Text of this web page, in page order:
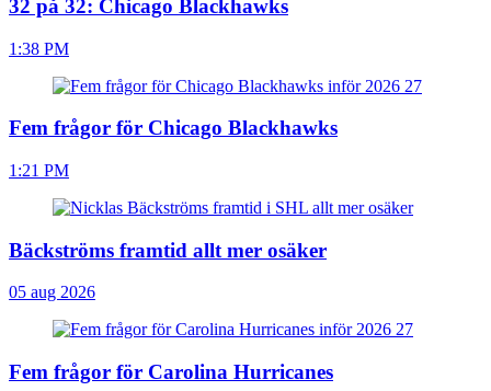
32 på 32: Chicago Blackhawks
1:38 PM
Fem frågor för Chicago Blackhawks
1:21 PM
Bäckströms framtid allt mer osäker
05 aug 2026
Fem frågor för Carolina Hurricanes